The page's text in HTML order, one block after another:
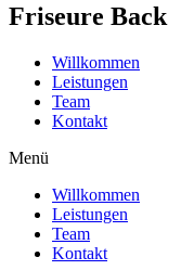
Friseure Back
Willkommen
Leistungen
Team
Kontakt
Menü
Willkommen
Leistungen
Team
Kontakt